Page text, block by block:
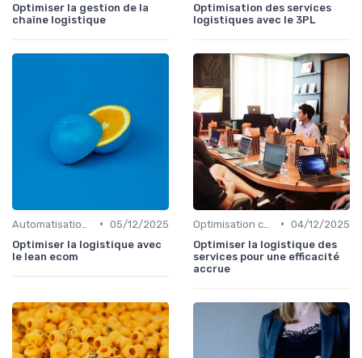
Optimiser la gestion de la
chaîne logistique
Optimisation des services
logistiques avec le 3PL
• 05/12/2025
Optimiser la logistique avec
le lean ecom
• 04/12/2025
Optimiser la logistique des
services pour une efficacité
accrue